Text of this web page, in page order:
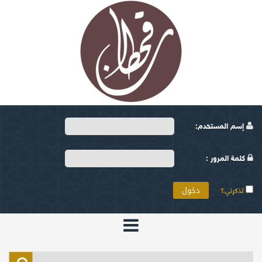
إسم المستخدم:
كلمة المرور :
تذكرني؟